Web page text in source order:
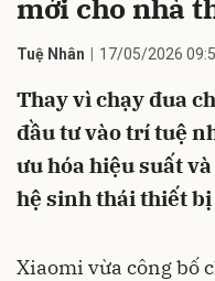
mới cho nhà
Tuệ Nhân 17/05/2026
Thay vì chạy đua
đầu tư vào trí tuệ
ưu hóa hiệu suất
hệ sinh thái thiết
Xiaomi vừa công bố